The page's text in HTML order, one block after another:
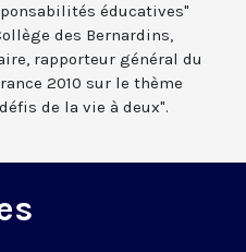
éducatives"
des Bernardins,
rapporteur général du
2010 sur le thème
de la vie à deux".